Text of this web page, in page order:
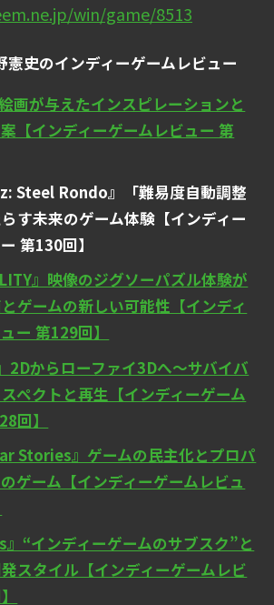
win/game/8513
憲史のインディーゲームレビュー
画が与えたインスピレーションと
【インディーゲームレビュー 第
Steel Rondo』「難易度自動調整
す未来のゲーム体験【インディー
第130回】
』映像のジグソーパズル体験が
ゲームの新しい可能性【インディ
ー 第129回】
2Dからローファイ3Dへ～サバイバ
ペクトと再生【インディーゲーム
回】
Stories』ゲームの民主化とプロパ
ゲーム【インディーゲームレビュ
』“インディーゲームのサブスク”と
スタイル【インディーゲームレビ